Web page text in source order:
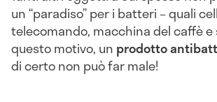
un “paradiso” per i batteri – quali
telecomando, macchina del caffè e
questo motivo, un prodotto
di certo non può far male!